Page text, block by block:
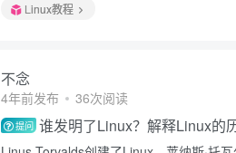
Linux教程
不念
4年前发布 36次阅读
提问 谁发明了Linux？解释Linux的